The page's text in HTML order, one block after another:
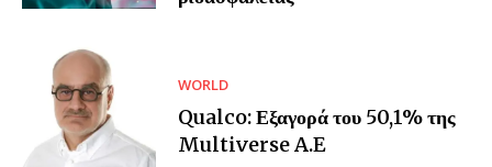
WORLD
Qualco: Εξαγορά του 50,1% της
Multiverse A.E